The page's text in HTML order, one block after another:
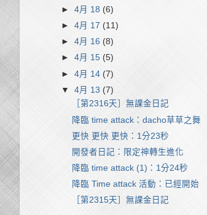
►4月 18 (6)
►4月 17(11)
►4月 16(8)
►4月 15 (5)
►4月 14(7)
▼4月 13(7)
［第2316天］無課金日記
降臨 time attack：dacho草草之舞
更快 更快 更快：1分23秒
開發者日記：限定神轉生進化
降臨 time attack (1)：1分24秒
降臨 Time attack 活動：已經開始
［第2315天］無課金日記